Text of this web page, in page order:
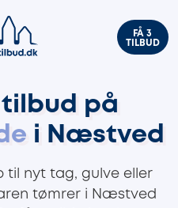
FÅ 3
TILBUD
tilbud på
i Næstved
nyt tag, gulve eller
tømrer i Næstved